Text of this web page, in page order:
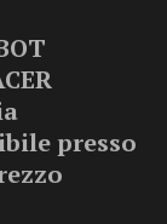
presso